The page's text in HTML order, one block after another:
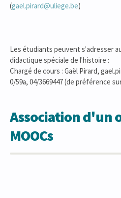
(gael.pirard@uliege.be)
Les étudiants peuvent s'adresser
didactique spéciale de l'histoire :
Chargé de cours : Gaël Pirard,
0/59a, 04/3669447 (de préférence
Association d'un
MOOCs